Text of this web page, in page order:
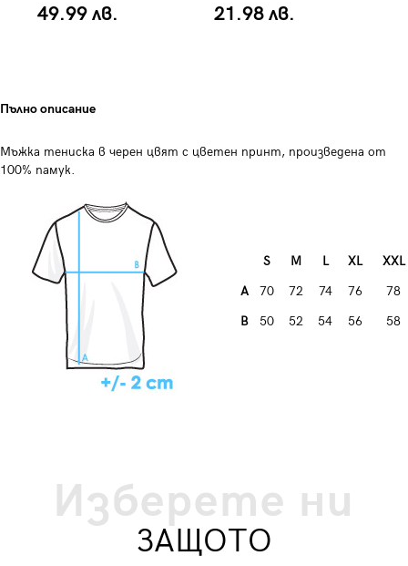
49.99 лв.
21.98 лв.
Пълно описание
Мъжка тениска в черен цвят с цветен принт, произведена от
100% памук.
S M L XL
XXL
A
70 72 74 76
78
B
50 52 54 56 58
Изберете ни
ЗАЩОТО